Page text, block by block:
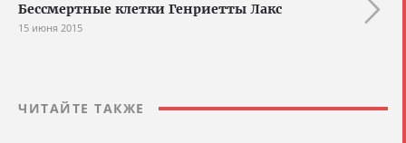
Бессмертные клетки Генриетты Лакс
15 июня 2015
ЧИТАЙТЕ ТАКЖЕ